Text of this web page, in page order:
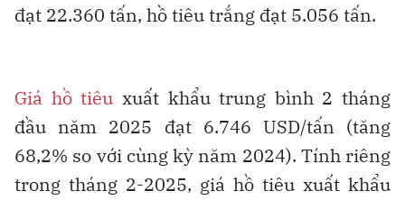
đạt 22.360 tấn, hồ tiêu trắng đạt 5.056 tấn.
Giá hồ tiêu xuất khẩu trung bình 2 tháng
đầu năm 2025 đạt 6.746 USD/tấn (tăng
68,2% so với cùng kỳ năm 2024). Tính riêng
trong tháng 2-2025, giá hồ tiêu xuất khẩu